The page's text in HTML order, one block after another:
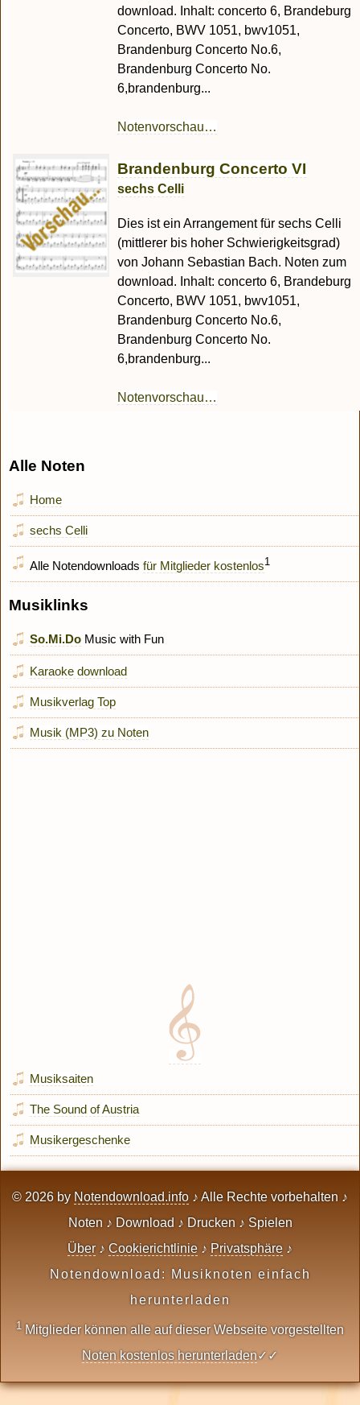
download. Inhalt: concerto 6, Brandeburg
Concerto, BWV 1051, bwv1051,
Brandenburg Concerto No.6,
Brandenburg Concerto No.
6,brandenburg...
Notenvorschau…
Brandenburg Concerto VI
sechs Celli
Dies ist ein Arrangement für sechs Celli
(mittlerer bis hoher Schwierigkeitsgrad)
von Johann Sebastian Bach. Noten zum
download. Inhalt: concerto 6, Brandeburg
Concerto, BWV 1051, bwv1051,
Brandenburg Concerto No.6,
Brandenburg Concerto No.
6,brandenburg...
Notenvorschau…
Alle Noten
Home
sechs Celli
Alle Notendownloads für Mitglieder kostenlos1
Musiklinks
So.Mi.Do Music with Fun
Karaoke download
Musikverlag Top
Musik (MP3) zu Noten
Musiksaiten
The Sound of Austria
Musikergeschenke
© 2026 by Notendownload.info ♪ Alle Rechte vorbehalten ♪
Noten ♪ Download ♪ Drucken ♪ Spielen
Über ♪ Cookierichtlinie ♪ Privatsphäre ♪
Notendownload: Musiknoten einfach
herunterladen
1 Mitglieder können alle auf dieser Webseite vorgestellten
Noten kostenlos herunterladen✓✓